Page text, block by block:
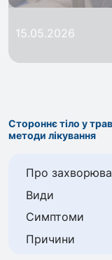
15.05.2026
Стороннє тіло у
методи лікування
Про
Види
Симптоми
Причини